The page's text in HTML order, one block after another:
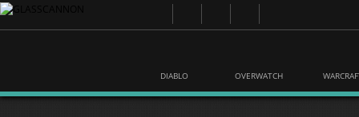
DIABLO OVERWATCH